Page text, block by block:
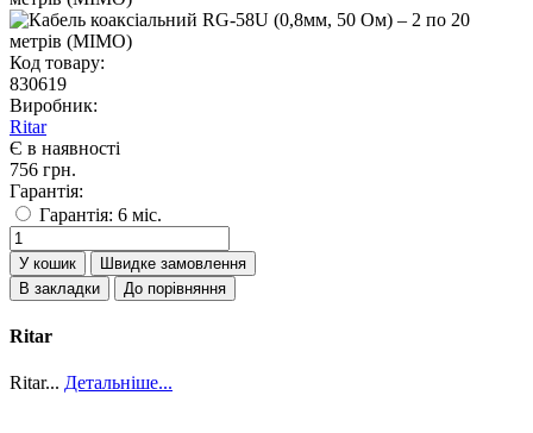
Код товару:
830619
Виробник:
Ritar
Є в наявності
756 грн.
Гарантія:
Гарантія: 6 міс.
У кошик
Швидке замовлення
В закладки
До порівняння
Ritar
Ritar... Детальніше...